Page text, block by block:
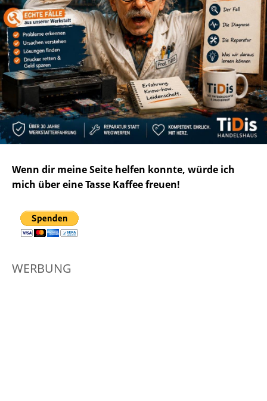
Wenn dir meine Seite helfen konnte, würde ich
mich über eine Tasse Kaffee freuen!
WERBUNG